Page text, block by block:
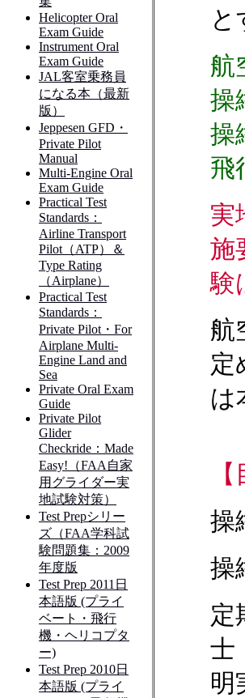
航
操
操
飛
実
施
験
航
定
は
操
操
定
士
明